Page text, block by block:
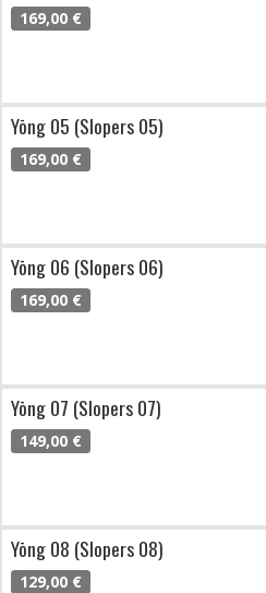
169,00 €
Yōng 05 (Slopers 05)
169,00 €
Yōng 06 (Slopers 06)
169,00 €
Yōng 07 (Slopers 07)
149,00 €
Yōng 08 (Slopers 08)
129,00 €